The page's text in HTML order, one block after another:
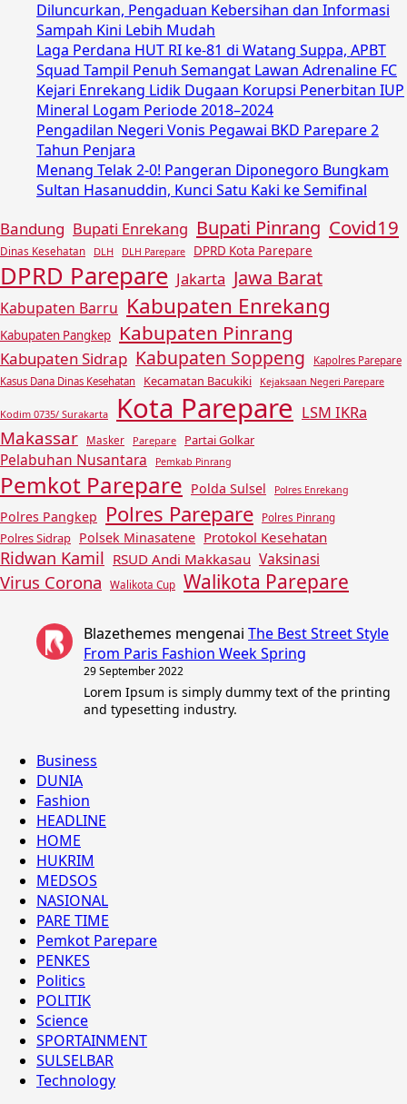
Diluncurkan, Pengaduan Kebersihan dan Informasi
Sampah Kini Lebih Mudah
Laga Perdana HUT RI ke-81 di Watang Suppa, APBT
Squad Tampil Penuh Semangat Lawan Adrenaline FC
Kejari Enrekang Lidik Dugaan Korupsi Penerbitan IUP
Mineral Logam Periode 2018–2024
Pengadilan Negeri Vonis Pegawai BKD Parepare 2
Tahun Penjara
Menang Telak 2-0! Pangeran Diponegoro Bungkam
Sultan Hasanuddin, Kunci Satu Kaki ke Semifinal
Bandung Bupati Enrekang Bupati Pinrang Covid19
Dinas Kesehatan DLH DLH Parepare DPRD Kota Parepare
DPRD Parepare Jakarta Jawa Barat
Kabupaten Barru Kabupaten Enrekang
Kabupaten Pangkep Kabupaten Pinrang
Kabupaten Sidrap Kabupaten Soppeng
Kapolres Parepare
Kasus Dana Dinas Kesehatan
Kecamatan Bacukiki Kejaksaan Negeri Parepare
Kodim 0735/ Surakarta Kota Parepare LSM IKRa
Makassar Masker Parepare Partai Golkar
Pelabuhan Nusantara Pemkab Pinrang
Pemkot Parepare Polda Sulsel Polres Enrekang
Polres Pangkep Polres Parepare Polres Pinrang
Polres Sidrap Polsek Minasatene Protokol Kesehatan
Ridwan Kamil RSUD Andi Makkasau Vaksinasi
Virus Corona Walikota Cup Walikota Parepare
Blazethemes mengenai The Best Street Style
From Paris Fashion Week Spring
29 September 2022
Lorem Ipsum is simply dummy text of the printing
and typesetting industry.
Business
DUNIA
Fashion
HEADLINE
HOME
HUKRIM
MEDSOS
NASIONAL
PARE TIME
Pemkot Parepare
PENKES
Politics
POLITIK
Science
SPORTAINMENT
SULSELBAR
Technology